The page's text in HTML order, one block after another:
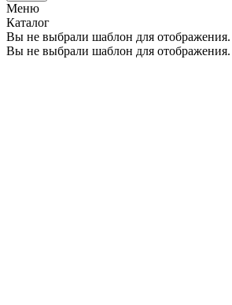
Меню
Каталог
Вы не выбрали шаблон для отображения.
Вы не выбрали шаблон для отображения.